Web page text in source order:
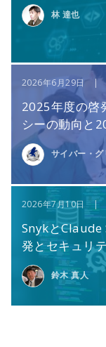
林 達也
2026年6月29日 |
2025年度の啓
シーの動向と
サイバー・
2026年7月10日 |
SnykとClaude
発とセキュリ
鈴木 真人